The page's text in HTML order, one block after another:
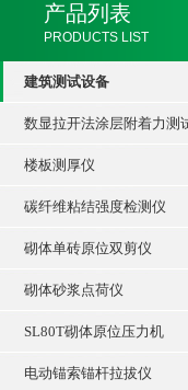
产品列表
PRODUCTS LIST
建筑测试设备
数显拉开法涂层附着力测
楼板测厚仪
碳纤维粘结强度检测仪
砌体单砖原位双剪仪
砌体砂浆点荷仪
SL80T砌体原位压力机
电动锚索锚杆拉拔仪